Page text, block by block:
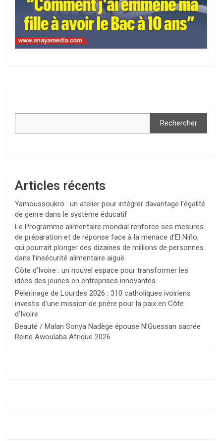
Rechercher
Articles récents
Yamoussoukro : un atelier pour intégrer davantage l’égalité
de genre dans le système éducatif
Le Programme alimentaire mondial renforce ses mesures
de préparation et de réponse face à la menace d’El Niño,
qui pourrait plonger des dizaines de millions de personnes
dans l’insécurité alimentaire aiguë
Côte d’Ivoire : un nouvel espace pour transformer les
idées des jeunes en entreprises innovantes
Pèlerinage de Lourdes 2026 : 310 catholiques ivoiriens
investis d’une mission de prière pour la paix en Côte
d’Ivoire
Beauté / Malan Sonya Nadège épouse N’Guessan sacrée
Reine Awoulaba Afrique 2026